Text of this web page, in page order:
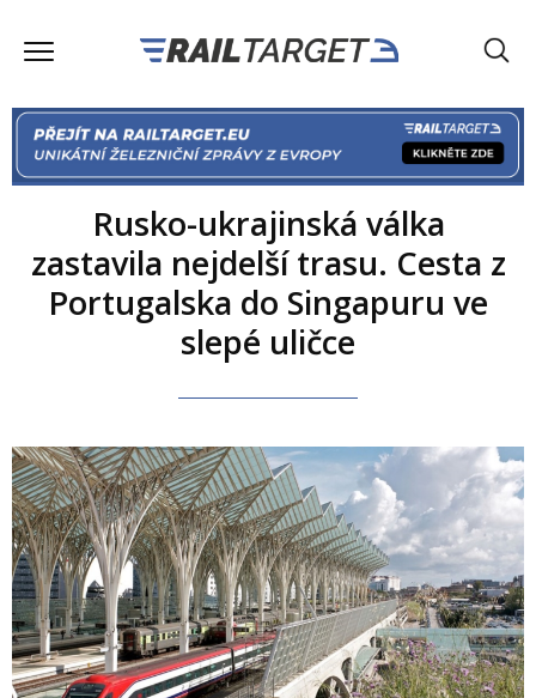
Rusko-ukrajinská válka
zastavila nejdelší trasu. Cesta z
Portugalska do Singapuru ve
slepé uličce